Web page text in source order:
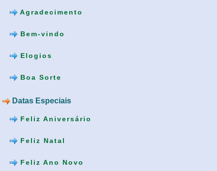
Agradecimento
Bem-vindo
Elogios
Boa Sorte
Datas Especiais
Feliz Aniversário
Feliz Natal
Feliz Ano Novo